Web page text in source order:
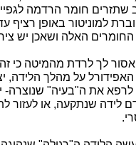
שתזרים חומר הרדמה
למוניטור באופן רציף
האלה ושאכן יש
לך לרדת מהמיטה כי
על מהלך הלידה,
לרפא את ה"בעיה" שנוצרה-
לידה שנתקעה, או לעזור